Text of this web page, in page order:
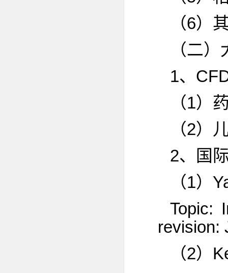
（6）
（二
1、
（1）
（2）
2、国
（1）
Topic:
revision:
（2）